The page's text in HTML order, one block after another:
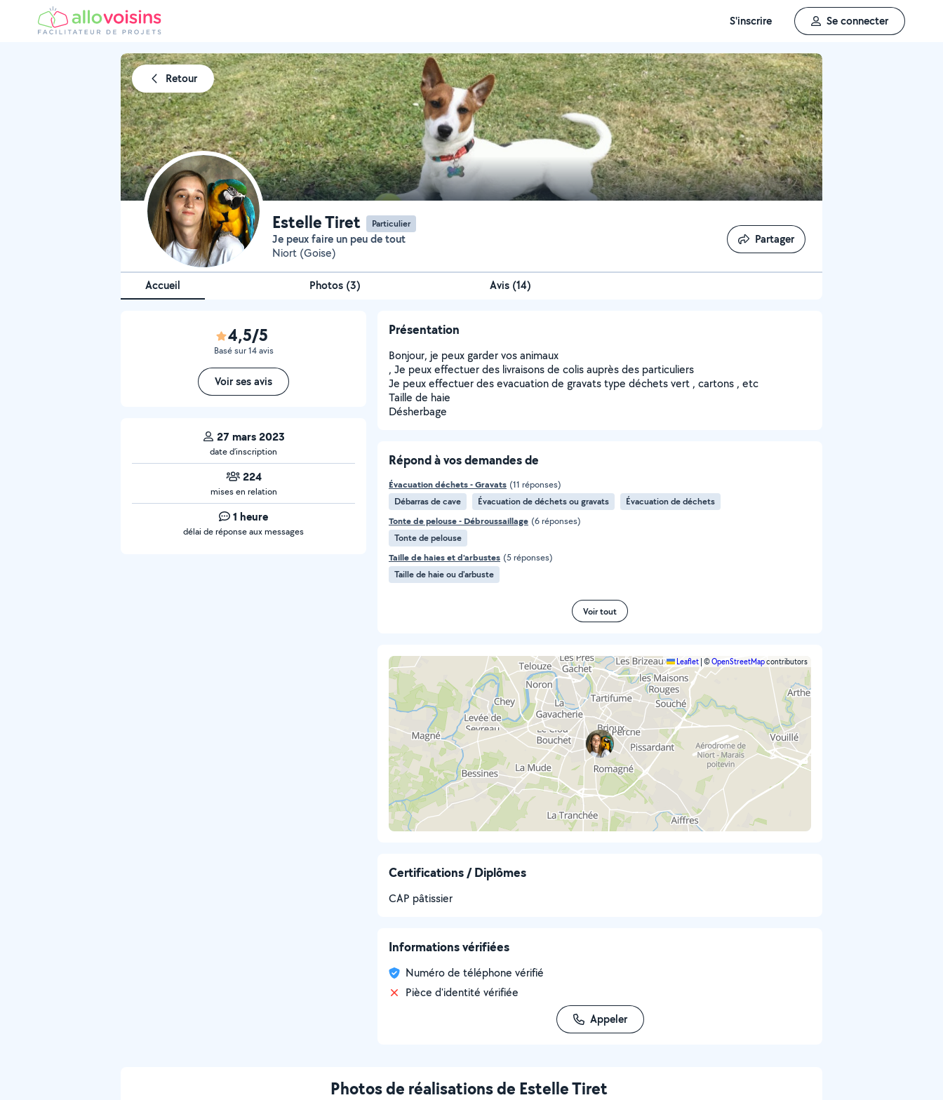
S'inscrire Se connecter
Retour
Estelle Tiret Particulier
Je peux faire un peu de tout
Niort (Goise)
Partager
Partager
Accueil Photos (3) Avis (14)
4,5/5
Basé sur 14 avis
Voir ses avis
27 mars 2023
date d’inscription
224
mises en relation
1 heure
délai de réponse aux messages
Présentation
Bonjour, je peux garder vos animaux
, Je peux effectuer des livraisons de colis auprès des particuliers
Je peux effectuer des evacuation de gravats type déchets vert , cartons , etc
Taille de haie
Désherbage
Répond à vos demandes de
Évacuation déchets - Gravats (11 réponses)
Débarras de cave
Évacuation de déchets ou gravats
Évacuation de déchets
Tonte de pelouse - Débroussaillage (6 réponses)
Tonte de pelouse
Taille de haies et d'arbustes (5 réponses)
Taille de haie ou d'arbuste
Voir tout
Leaflet ©OpenStreetMapcontributors
Certifications / Diplômes
CAP pâtissier
Informations vérifiées
Numéro de téléphone vérifié
Pièce d'identité vérifiée
Appeler
Photos de réalisations de Estelle Tiret